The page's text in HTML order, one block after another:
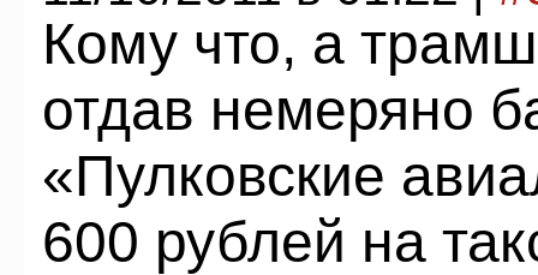
Кому что, а
отдав немеряно
«Пулковские
600 рублей на